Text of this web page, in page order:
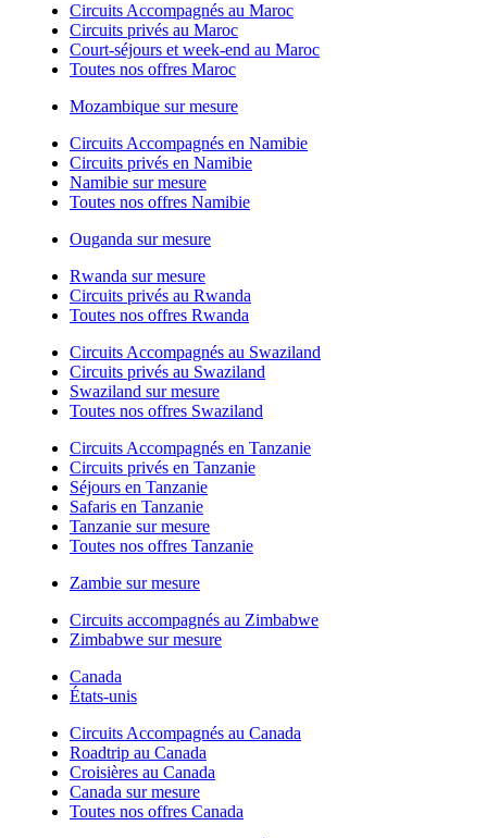
Circuits Accompagnés au Maroc
Circuits privés au Maroc
Court-séjours et week-end au Maroc
Toutes nos offres Maroc
Mozambique sur mesure
Circuits Accompagnés en Namibie
Circuits privés en Namibie
Namibie sur mesure
Toutes nos offres Namibie
Ouganda sur mesure
Rwanda sur mesure
Circuits privés au Rwanda
Toutes nos offres Rwanda
Circuits Accompagnés au Swaziland
Circuits privés au Swaziland
Swaziland sur mesure
Toutes nos offres Swaziland
Circuits Accompagnés en Tanzanie
Circuits privés en Tanzanie
Séjours en Tanzanie
Safaris en Tanzanie
Tanzanie sur mesure
Toutes nos offres Tanzanie
Zambie sur mesure
Circuits accompagnés au Zimbabwe
Zimbabwe sur mesure
Canada
États-unis
Circuits Accompagnés au Canada
Roadtrip au Canada
Croisières au Canada
Canada sur mesure
Toutes nos offres Canada